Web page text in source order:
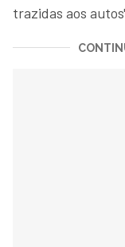
trazidas aos